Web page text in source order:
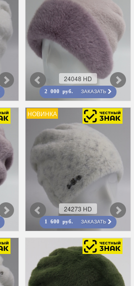
24048 HD
2 000 руб. ЗАКАЗАТЬ
НОВИНКА
24273 HD
1 600 руб. ЗАКАЗАТЬ